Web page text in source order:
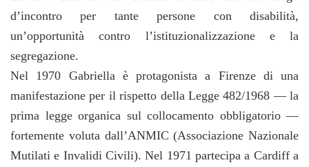
d’incontro per tante persone con disabilità,
un’opportunità contro l’istituzionalizzazione e la
segregazione.
Nel 1970 Gabriella è protagonista a Firenze di una
manifestazione per il rispetto della Legge 482/1968 — la
prima legge organica sul collocamento obbligatorio —
fortemente voluta dall’ANMIC (Associazione Nazionale
Mutilati e Invalidi Civili). Nel 1971 partecipa a Cardiff a